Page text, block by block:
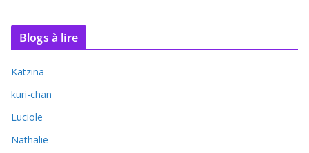
Blogs à lire
Katzina
kuri-chan
Luciole
Nathalie